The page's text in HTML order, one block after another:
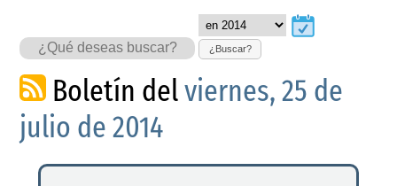
¿Buscar?
Boletín delviernes, 25 de
julio de 2014